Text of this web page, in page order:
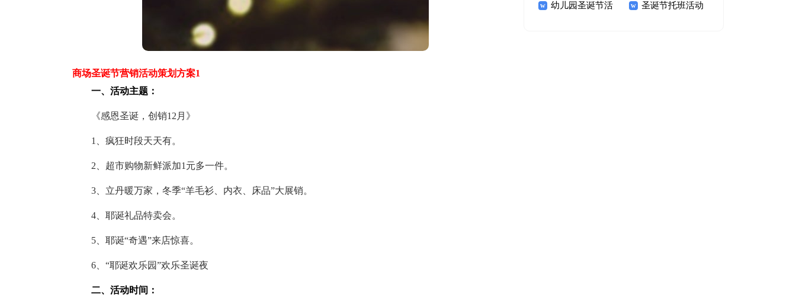
商场圣诞节营销活动策划方案1
一、活动主题：
《感恩圣诞，创销12月》
1、疯狂时段天天有。
2、超市购物新鲜派加1元多一件。
3、立丹暖万家，冬季“羊毛衫、内衣、床品”大展销。
4、耶诞礼品特卖会。
5、耶诞“奇遇”来店惊喜。
6、“耶诞欢乐园”欢乐圣诞夜
二、活动时间：
方案幼儿园圣诞节活 圣诞节托班活动